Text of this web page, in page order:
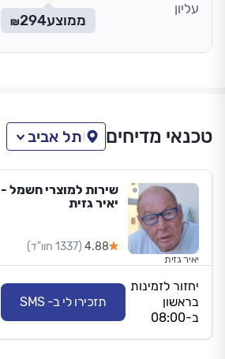
עליון
ממוצע ₪294
טכנאי מדיחים תל אביב
שירות למוצרי חשמל -
יאיר גזית
4.88 (1337 חוו"ד)
יאיר גזית
יחזור לזמינות
בראשון
ב-08:00
תזכירו לי ב- SMS